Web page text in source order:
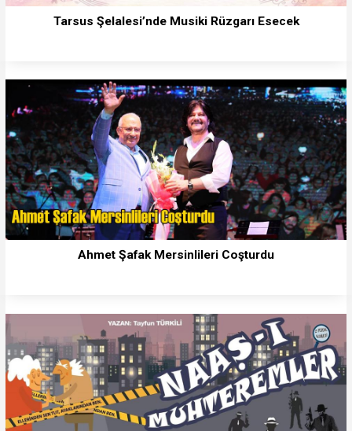
Tarsus Şelalesi’nde Musiki Rüzgarı Esecek
Ahmet Şafak Mersinlileri Coşturdu